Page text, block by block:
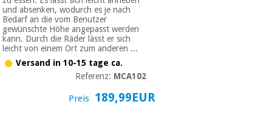
und
pilates
Sport
und
spiele
Sanitärkleiderschränke
schutzmaterial
für
coronaviren
und absenken, wodurch es je nach
Bedarf an die vom Benutzer
gewünschte Höhe angepasst werden
kann. Durch die Räder lässt er sich
leicht von einem Ort zum anderen ...
Versand in 10-15 tage ca.
Referenz: MCA102
Preis 189,99EUR